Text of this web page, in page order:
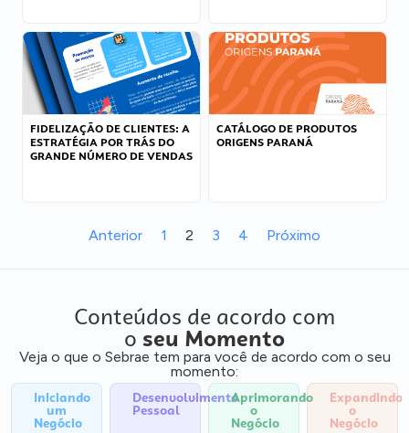
FIDELIZAÇÃO DE CLIENTES: A
ESTRATÉGIA POR TRÁS DO
GRANDE NÚMERO DE VENDAS
CATÁLOGO DE PRODUTOS
ORIGENS PARANÁ
Anterior 1 2 3 4 Próximo
Conteúdos de acordo com
o seu Momento
Veja o que o Sebrae tem para você de acordo com o seu
momento:
Iniciando
um
Negócio
Desenvolvimento
Pessoal
Aprimorando
o
Negócio
Expandindo
o
Negócio